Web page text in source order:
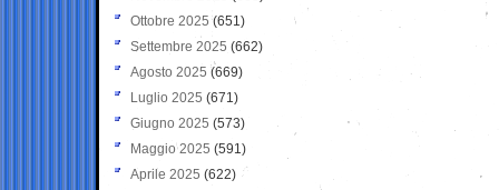
Ottobre 2025 (651)
Settembre 2025 (662)
Agosto 2025 (669)
Luglio 2025 (671)
Giugno 2025 (573)
Maggio 2025 (591)
Aprile 2025 (622)